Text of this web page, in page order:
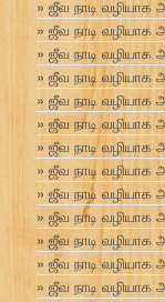
ஜீவ நாடி வழியாக
ஜீவ நாடி வழியாக
ஜீவ நாடி வழியாக
ஜீவ நாடி வழியாக
ஜீவ நாடி வழியாக
ஜீவ நாடி வழியாக
ஜீவ நாடி வழியாக
ஜீவ நாடி வழியாக
ஜீவ நாடி வழியாக
ஜீவ நாடி வழியாக
ஜீவ நாடி வழியாக
ஜீவ நாடி வழியாக
ஜீவ நாடி வழியாக